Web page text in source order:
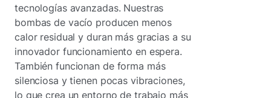
tecnologías avanzadas. Nuestras
bombas de vacío producen menos
calor residual y duran más gracias a su
innovador funcionamiento en espera.
También funcionan de forma más
silenciosa y tienen pocas vibraciones,
lo que crea un entorno de trabajo más